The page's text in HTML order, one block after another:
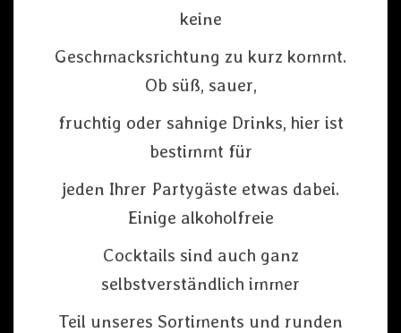
keine
Geschmacksrichtung zu kurz kommt.
Ob süß, sauer,
fruchtig oder sahnige Drinks, hier ist
bestimmt für
jeden Ihrer Partygäste etwas dabei.
Einige alkoholfreie
Cocktails sind auch ganz
selbstverständlich immer
Teil unseres Sortiments und runden